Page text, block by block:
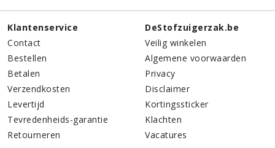
Klantenservice
Contact
Bestellen
Betalen
Verzendkosten
Levertijd
Tevredenheids-garantie
Retourneren
DeStofzuigerzak.be
Veilig winkelen
Algemene voorwaarden
Privacy
Disclaimer
Kortingssticker
Klachten
Vacatures